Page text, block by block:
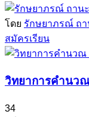
โดย รักษยาภรณ์ ถ
สมัครเรียน
วิทยาการคำนว
34